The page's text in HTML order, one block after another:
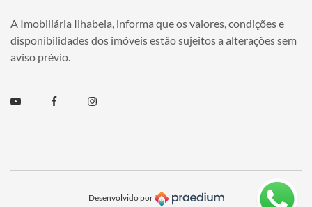
A Imobiliária Ilhabela, informa que os valores, condições e
disponibilidades dos imóveis estão sujeitos a alterações sem
aviso prévio.
Youtube FacebookInstagram
Desenvolvido por